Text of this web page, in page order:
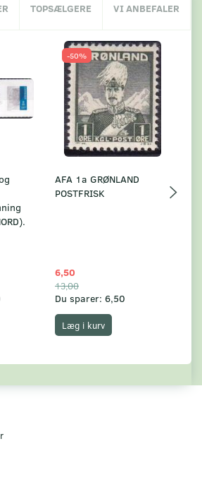
TOPSÆLGERE VI ANBEFALER
-50%
AFA 1a GRØNLAND
POSTFRISK
6,50
13,00
Du sparer: 6,50
Læg i kurv